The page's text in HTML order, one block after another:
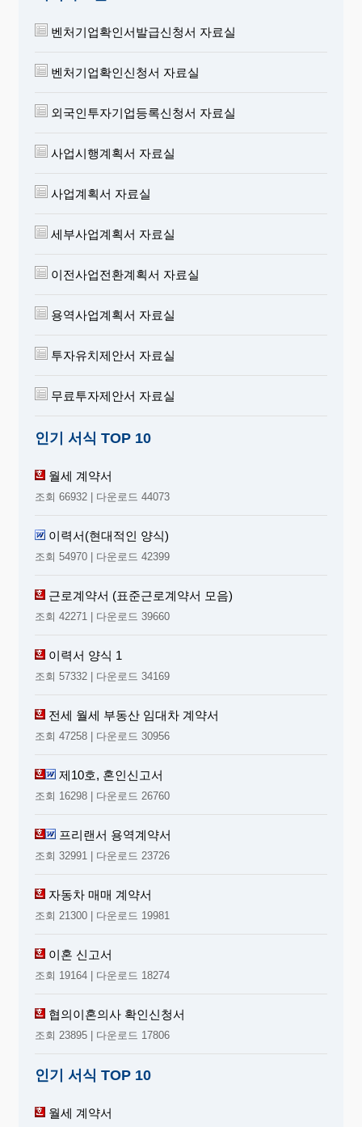
벤처기업확인서발급신청서 자료실
벤처기업확인신청서 자료실
외국인투자기업등록신청서 자료실
사업시행계획서 자료실
사업계획서 자료실
세부사업계획서 자료실
이전사업전환계획서 자료실
용역사업계획서 자료실
투자유치제안서 자료실
무료투자제안서 자료실
인기 서식 TOP 10
월세 계약서
조회 66932 | 다운로드 44073
이력서(현대적인 양식)
조회 54970 | 다운로드 42399
근로계약서 (표준근로계약서 모음)
조회 42271 | 다운로드 39660
이력서 양식 1
조회 57332 | 다운로드 34169
전세 월세 부동산 임대차 계약서
조회 47258 | 다운로드 30956
제10호, 혼인신고서
조회 16298 | 다운로드 26760
프리랜서 용역계약서
조회 32991 | 다운로드 23726
자동차 매매 계약서
조회 21300 | 다운로드 19981
이혼 신고서
조회 19164 | 다운로드 18274
협의이혼의사 확인신청서
조회 23895 | 다운로드 17806
인기 서식 TOP 10
월세 계약서